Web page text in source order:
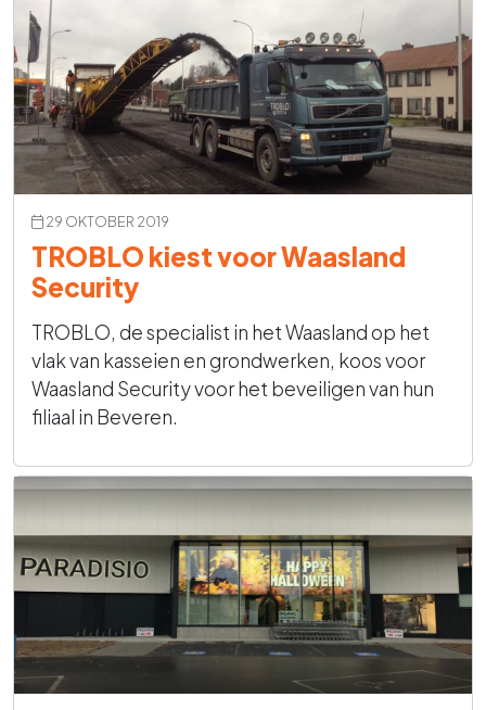
29 OKTOBER 2019
TROBLO kiest voor Waasland
Security
TROBLO, de specialist in het Waasland op het
vlak van kasseien en grondwerken, koos voor
Waasland Security voor het beveiligen van hun
filiaal in Beveren.